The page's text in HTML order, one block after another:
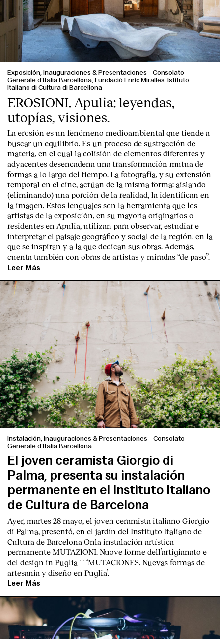
Contacto
Exposición, Inauguraciones & Presentaciones - Consolato
Generale d’Italia Barcellona, Fundació Enric Miralles, Istituto
Italiano di Cultura di Barcellona
EROSIONI. Apulia: leyendas,
utopías, visiones.
La erosión es un fenómeno medioambiental que tiende a
buscar un equilibrio. Es un proceso de sustracción de
materia, en el cual la colisión de elementos diferentes y
adyacentes desencadena una transformación mutua de
formas a lo largo del tiempo. La fotografía, y su extensión
temporal en el cine, actúan de la misma forma: aislando
(eliminando) una porción de la realidad, la identifican en
la imagen. Estos lenguajes son la herramienta que los
artistas de la exposición, en su mayoría originarios o
residentes en Apulia, utilizan para observar, estudiar e
interpretar el paisaje geográfico y social de la región, en la
que se inspiran y a la que dedican sus obras. Además,
cuenta también con obras de artistas y miradas “de paso”.
Leer Más
Instalación, Inauguraciones & Presentaciones - Consolato
Generale d’Italia Barcellona
El joven ceramista Giorgio di
Palma, presenta su instalación
permanente en el Instituto Italiano
de Cultura de Barcelona
Ayer, martes 28 mayo, el joven ceramista italiano Giorgio
di Palma, presentó, en el jardín del Instituto Italiano de
Cultura de Barcelona Onla instalación artística
permanente MUTAZIONI. Nuove forme dell’artigianato e
del design in Puglia T-‘MUTACIONES. Nuevas formas de
artesanía y diseño en Puglia’.
Leer Más